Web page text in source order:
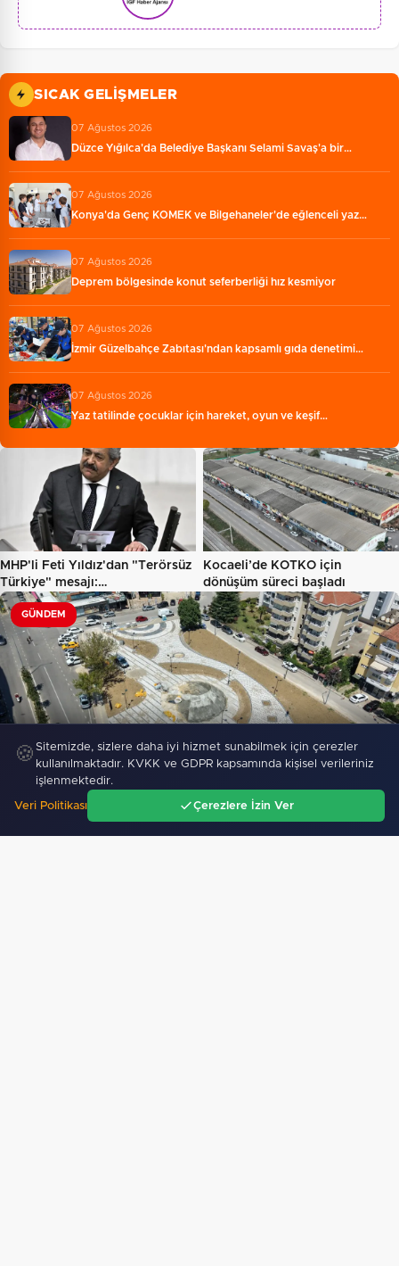
SICAK GELIŞMELER
07 Ağustos 2026
Düzce Yığılca'da Belediye Başkanı Selami Savaş'a bir…
07 Ağustos 2026
Konya'da Genç KOMEK ve Bilgehaneler'de eğlenceli yaz…
07 Ağustos 2026
Deprem bölgesinde konut seferberliği hız kesmiyor
07 Ağustos 2026
İzmir Güzelbahçe Zabıtası'ndan kapsamlı gıda denetimi…
07 Ağustos 2026
Yaz tatilinde çocuklar için hareket, oyun ve keşif…
MHP'li Feti Yıldız'dan "Terörsüz
Türkiye" mesajı:…
Kocaeli’de KOTKO için
dönüşüm süreci başladı
GÜNDEM
Bursa Nilüfer’e 7 yeni park kazandırılıyor
118
"Bakan Gürlek Mumcu ailesiyle görüştü"
🍪 Sitemizde, sizlere daha iyi hizmet sunabilmek için çerezler
kullanılmaktadır. KVKK ve GDPR kapsamında kişisel verileriniz
işlenmektedir.
Veri Politikası Çerezlere İzin Ver
Gündem Ara Menü